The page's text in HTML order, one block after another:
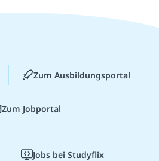
Zum Ausbildungsportal
Zum Jobportal
Jobs bei Studyflix